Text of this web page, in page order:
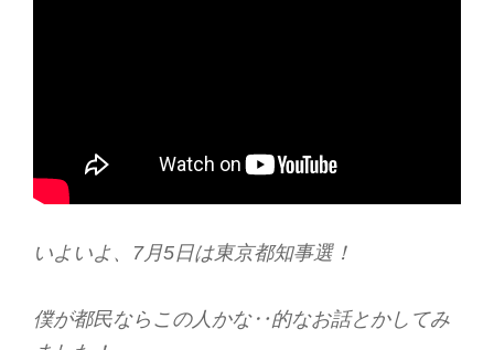
いよいよ、7月5日は東京都知事選！
僕が都民ならこの人かな‥的なお話とかしてみ